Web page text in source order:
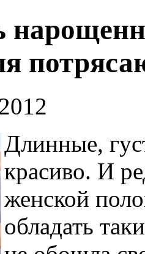
Длинные,
красиво. И
женской
обладать